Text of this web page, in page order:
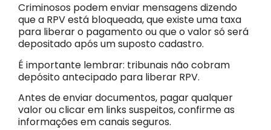
Criminosos podem enviar mensagens dizendo
que a RPV está bloqueada, que existe uma taxa
para liberar o pagamento ou que o valor só será
depositado após um suposto cadastro.
É importante lembrar: tribunais não cobram
depósito antecipado para liberar RPV.
Antes de enviar documentos, pagar qualquer
valor ou clicar em links suspeitos, confirme as
informações em canais seguros.